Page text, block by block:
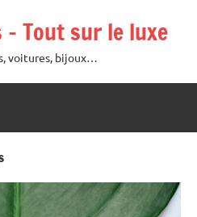
– Tout sur le luxe
voitures, bijoux…